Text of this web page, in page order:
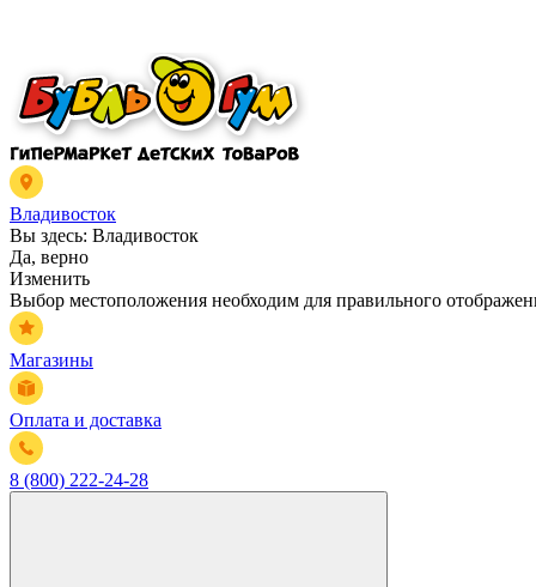
Владивосток
Вы здесь: Владивосток
Да, верно
Изменить
Выбор местоположения необходим для правильного
Магазины
Оплата и доставка
8 (800) 222-24-28